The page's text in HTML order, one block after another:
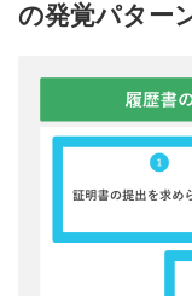
の発覚パター